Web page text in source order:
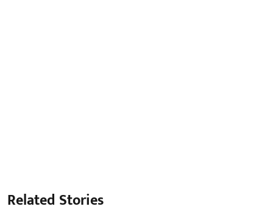
Related Stories